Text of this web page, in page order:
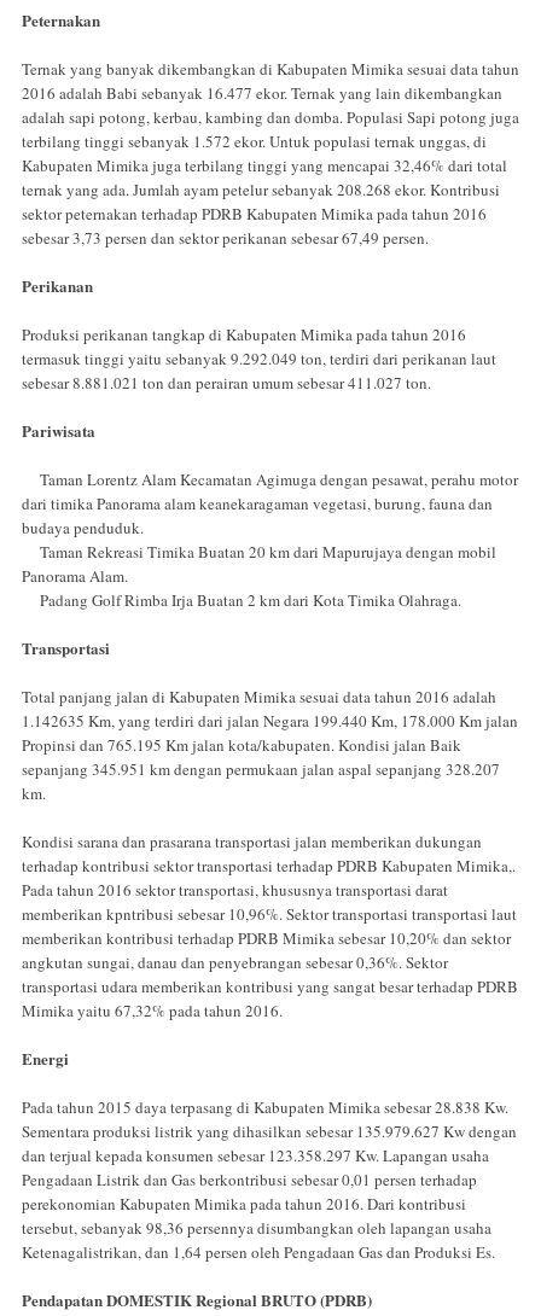
Peternakan
Ternak yang banyak dikembangkan di Kabupaten Mimika sesuai data tahun
2016 adalah Babi sebanyak 16.477 ekor. Ternak yang lain dikembangkan
adalah sapi potong, kerbau, kambing dan domba. Populasi Sapi potong juga
terbilang tinggi sebanyak 1.572 ekor. Untuk populasi ternak unggas, di
Kabupaten Mimika juga terbilang tinggi yang mencapai 32,46% dari total
ternak yang ada. Jumlah ayam petelur sebanyak 208.268 ekor. Kontribusi
sektor peternakan terhadap PDRB Kabupaten Mimika pada tahun 2016
sebesar 3,73 persen dan sektor perikanan sebesar 67,49 persen.
Perikanan
Produksi perikanan tangkap di Kabupaten Mimika pada tahun 2016
termasuk tinggi yaitu sebanyak 9.292.049 ton, terdiri dari perikanan laut
sebesar 8.881.021 ton dan perairan umum sebesar 411.027 ton.
Pariwisata
Taman Lorentz Alam Kecamatan Agimuga dengan pesawat, perahu motor
dari timika Panorama alam keanekaragaman vegetasi, burung, fauna dan
budaya penduduk.
Taman Rekreasi Timika Buatan 20 km dari Mapurujaya dengan mobil
Panorama Alam.
Padang Golf Rimba Irja Buatan 2 km dari Kota Timika Olahraga.
Transportasi
Total panjang jalan di Kabupaten Mimika sesuai data tahun 2016 adalah
1.142635 Km, yang terdiri dari jalan Negara 199.440 Km, 178.000 Km jalan
Propinsi dan 765.195 Km jalan kota/kabupaten. Kondisi jalan Baik
sepanjang 345.951 km dengan permukaan jalan aspal sepanjang 328.207
km.
Kondisi sarana dan prasarana transportasi jalan memberikan dukungan
terhadap kontribusi sektor transportasi terhadap PDRB Kabupaten Mimika,.
Pada tahun 2016 sektor transportasi, khususnya transportasi darat
memberikan kpntribusi sebesar 10,96%. Sektor transportasi transportasi laut
memberikan kontribusi terhadap PDRB Mimika sebesar 10,20% dan sektor
angkutan sungai, danau dan penyebrangan sebesar 0,36%. Sektor
transportasi udara memberikan kontribusi yang sangat besar terhadap PDRB
Mimika yaitu 67,32% pada tahun 2016.
Energi
Pada tahun 2015 daya terpasang di Kabupaten Mimika sebesar 28.838 Kw.
Sementara produksi listrik yang dihasilkan sebesar 135.979.627 Kw dengan
dan terjual kepada konsumen sebesar 123.358.297 Kw. Lapangan usaha
Pengadaan Listrik dan Gas berkontribusi sebesar 0,01 persen terhadap
perekonomian Kabupaten Mimika pada tahun 2016. Dari kontribusi
tersebut, sebanyak 98,36 persennya disumbangkan oleh lapangan usaha
Ketenagalistrikan, dan 1,64 persen oleh Pengadaan Gas dan Produksi Es.
Pendapatan DOMESTIK Regional BRUTO (PDRB)